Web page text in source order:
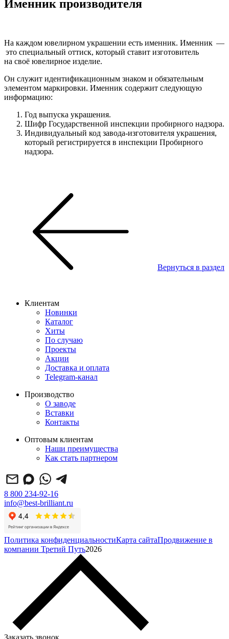
Именник производителя
На каждом ювелирном украшении есть именник. Именник —
это специальный оттиск, который ставит изготовитель
на своё ювелирное изделие.
Он служит идентификационным знаком и обязательным
элементом маркировки. Именник содержит следующую
информацию:
Год выпуска украшения.
Шифр Государственной инспекции пробирного надзора.
Индивидуальный код завода-изготовителя украшения,
который регистрируется в инспекции Пробирного
надзора.
Вернуться в раздел
Клиентам
Новинки
Каталог
Хиты
По случаю
Проекты
Акции
Доставка и оплата
Telegram-канал
Производство
О заводе
Вставки
Контакты
Оптовым клиентам
Наши преимущества
Как стать партнером
8 800 234-92-16
info@best-brilliant.ru
Политика конфиденциальностиКарта сайтаПродвижение в
компании Третий Путь2026
Заказать звонок